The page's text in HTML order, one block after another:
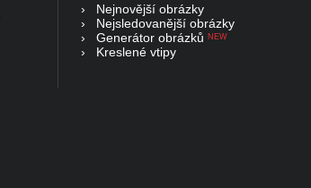
› Nejnovější obrázky
› Nejsledovanější obrázky
› Generátor obrázků NEW
› Kreslené vtipy